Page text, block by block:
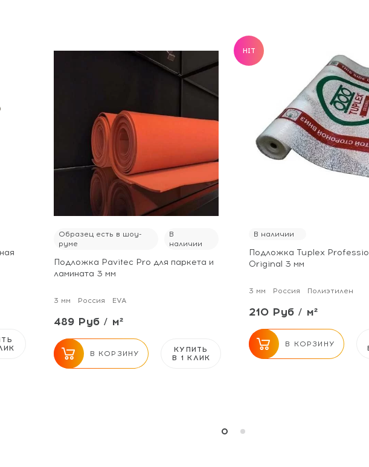
Образец есть в шоу-
руме
В
наличии
Подложка Pavitec Pro для паркета и
ламината 3 мм
3 мм Россия EVA
489 Руб / м²
В КОРЗИНУ
КУПИТЬ
В 1 КЛИК
HIT
В наличии
Подложка Tuplex
Original 3 мм
3 мм Россия Полиэтилен
210 Руб / м²
В КОРЗИНУ